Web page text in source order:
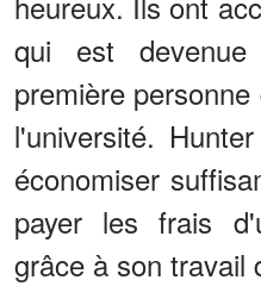
qui est
première
l'université.
économiser
payer les frais
grâce à son travail